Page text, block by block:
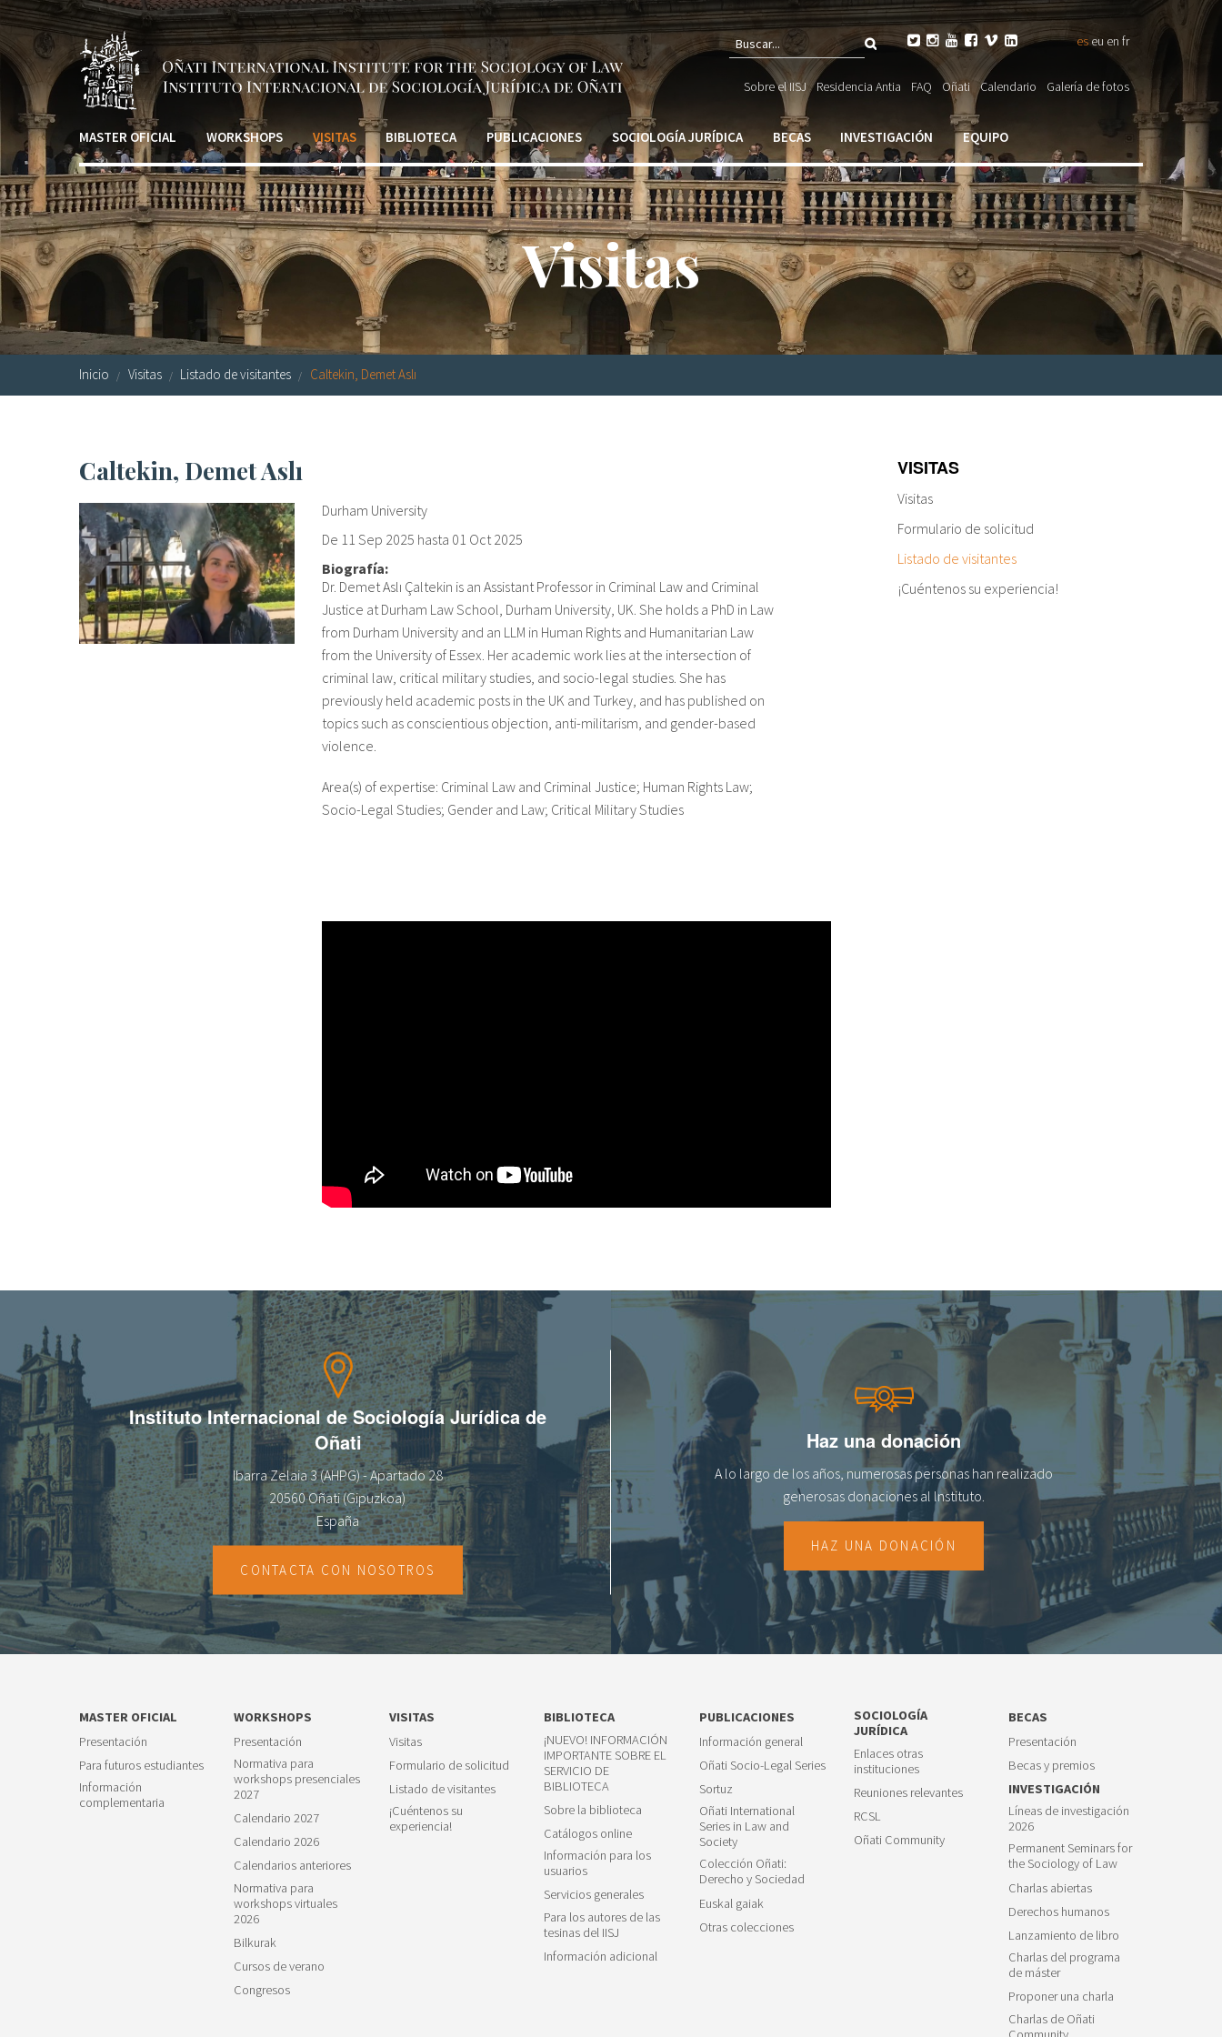
Pasar al contenido principal
Formulario
de
búsqueda
Buscar
       es eu en fr
Sobre el IISJ Residencia Antia FAQ Oñati Calendario Galería de fotos
MASTER OFICIAL WORKSHOPS VISITAS BIBLIOTECA PUBLICACIONES SOCIOLOGÍA JURÍDICA BECAS INVESTIGACIÓN EQUIPO
Visitas
Inicio Visitas Listado de visitantes Caltekin, Demet Aslı
Caltekin, Demet Aslı
Durham University
De 11 Sep 2025 hasta 01 Oct 2025
Biografía:
Dr. Demet Aslı Çaltekin is an Assistant Professor in Criminal Law and Criminal
Justice at Durham Law School, Durham University, UK. She holds a PhD in Law
from Durham University and an LLM in Human Rights and Humanitarian Law
from the University of Essex. Her academic work lies at the intersection of
criminal law, critical military studies, and socio-legal studies. She has
previously held academic posts in the UK and Turkey, and has published on
topics such as conscientious objection, anti-militarism, and gender-based
violence.
Area(s) of expertise: Criminal Law and Criminal Justice; Human Rights Law;
Socio-Legal Studies; Gender and Law; Critical Military Studies
VISITAS
Visitas
Formulario de solicitud
Listado de visitantes
¡Cuéntenos su experiencia!
Instituto Internacional de Sociología Jurídica de
Oñati
Ibarra Zelaia 3 (AHPG) - Apartado 28
20560 Oñati (Gipuzkoa)
España
CONTACTA CON NOSOTROS
Haz una donación
A lo largo de los años, numerosas personas han realizado
generosas donaciones al lnstituto.
HAZ UNA DONACIÓN
MASTER OFICIAL
Presentación
Para futuros estudiantes
Información
complementaria
WORKSHOPS
Presentación
Normativa para
workshops presenciales
2027
Calendario 2027
Calendario 2026
Calendarios anteriores
Normativa para
workshops virtuales
2026
Bilkurak
Cursos de verano
Congresos
VISITAS
Visitas
Formulario de solicitud
Listado de visitantes
¡Cuéntenos su
experiencia!
BIBLIOTECA
¡NUEVO! INFORMACIÓN
IMPORTANTE SOBRE EL
SERVICIO DE
BIBLIOTECA
Sobre la biblioteca
Catálogos online
Información para los
usuarios
Servicios generales
Para los autores de las
tesinas del IISJ
Información adicional
PUBLICACIONES
Información general
Oñati Socio-Legal Series
Sortuz
Oñati International
Series in Law and
Society
Colección Oñati:
Derecho y Sociedad
Euskal gaiak
Otras colecciones
SOCIOLOGÍA
JURÍDICA
Enlaces otras
instituciones
Reuniones relevantes
RCSL
Oñati Community
BECAS
Presentación
Becas y premios
INVESTIGACIÓN
Líneas de investigación
2026
Permanent Seminars for
the Sociology of Law
Charlas abiertas
Derechos humanos
Lanzamiento de libro
Charlas del programa
de máster
Proponer una charla
Charlas de Oñati